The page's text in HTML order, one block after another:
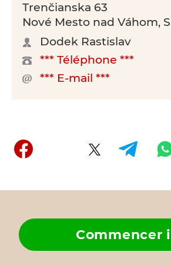
Trenčianska 63
Nové Mesto nad Váhom,
Dodek Rastislav
*** Téléphone ***
*** E-mail ***
Commencer